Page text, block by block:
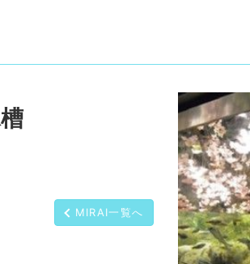
MIRAI一覧へ